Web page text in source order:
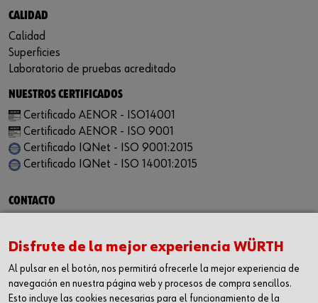
CALIDAD
Calidad
Superficies
Laboratorio de pruebas acreditado
NUESTROS CERTIFICADOS
Certificado AENOR - ISO14001
Certificado AENOR - ISO 9001
Certificado IQNet - ISO 9001:2015
Certificado IQNet - ISO 14001:2015
CONTACTO
Carrer dels Joiers, 21
08184 Palau-solità i Plegamans
Barcelona
Inc. Reg. Merc. de Barcelona
Disfrute de la mejor experiencia WÜRTH
Al pulsar en el botón, nos permitirá ofrecerle la mejor experiencia de
navegación en nuestra página web y procesos de compra sencillos.
Esto incluye las cookies necesarias para el funcionamiento de la